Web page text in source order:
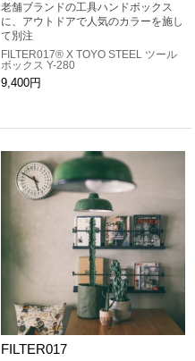
老舗ブランドの工具ハンドボックス
に、アウトドアで人気のカラーを施し
て別注
FILTER017® X TOYO STEEL ツール
ボックス Y-280
9,400円
FILTER017